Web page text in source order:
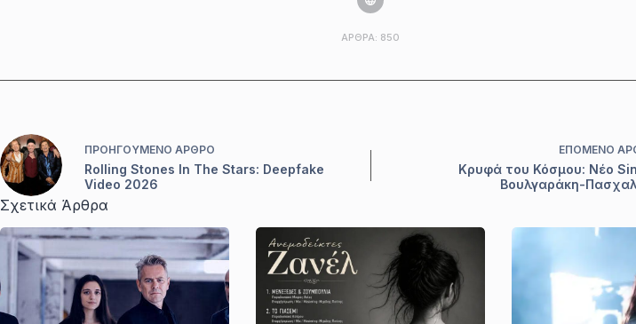
ΆΡΘΡΑ: 850
ΠΡΟΗΓΟΎΜΕΝΟ ΆΡΘΡΟ
Rolling Stones In The Stars: Deepfake
Video 2026
ΕΠΌΜΕΝΟ
Κρυφά του Κόσμου: Νέο
Βουλγαράκη-
Σχετικά Άρθρα